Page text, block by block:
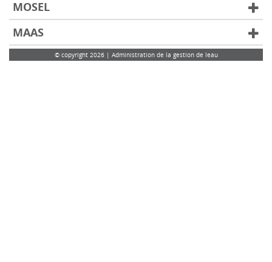
MOSEL
MAAS
© copyright 2026 | Administration de la gestion de leau